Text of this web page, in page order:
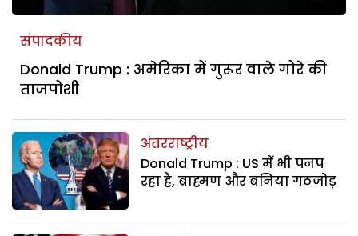
संपादकीय
Donald Trump : अमेरिका में गुरूर वाले गोरे की
ताजपोशी
अंतरराष्ट्रीय
Donald Trump : US में भी पनप
रहा है, ब्राह्मण और बनिया गठजोड़